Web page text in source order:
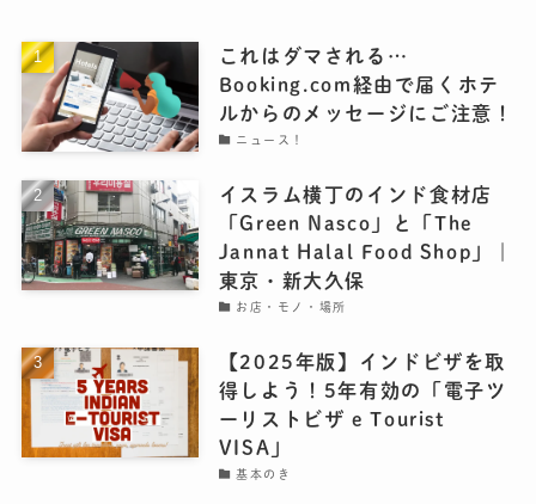
これはダマされる…
Booking.com経由で届くホテ
ルからのメッセージにご注意！
ニュース！
イスラム横丁のインド食材店
「Green Nasco」と「The
Jannat Halal Food Shop」｜
東京・新大久保
お店・モノ・場所
【2025年版】インドビザを取
得しよう！5年有効の「電子ツ
ーリストビザ e Tourist
VISA」
基本のき